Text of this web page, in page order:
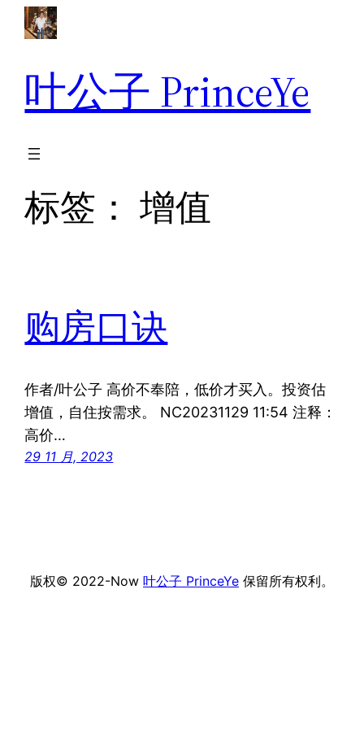
叶公子 PrinceYe
标签：增值
购房口诀
作者/叶公子 高价不奉陪，低价才买入。投资估
增值，自住按需求。 NC20231129 11:54 注释：
高价…
29 11 月, 2023
版权© 2022-Now 叶公子 PrinceYe 保留所有权利。